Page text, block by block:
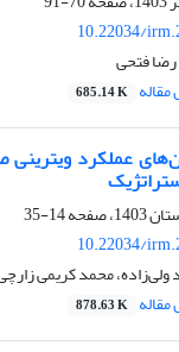
10.22034/
فتحی
685.14 K
عملکرد
14-35
10.22034/
ولی‌زاده، محمد کریمی
878.63 K